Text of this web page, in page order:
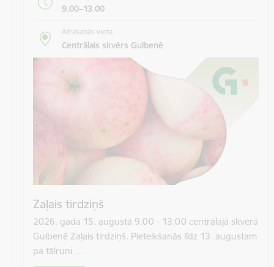
9.00–13.00
Atrašanās vieta
Centrālais skvērs Gulbenē
Zaļais tirdziņš
2026. gada 15. augustā 9.00 - 13.00 centrālajā skvērā
Gulbenē Zaļais tirdziņš. Pieteikšanās līdz 13. augustam
pa tālruni …